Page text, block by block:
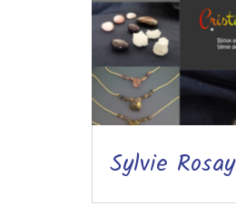
Sylvie Rosay